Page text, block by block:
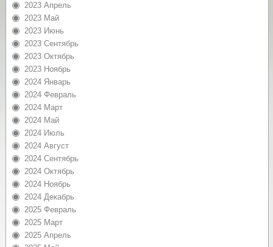
2023 Апрель
2023 Май
2023 Июнь
2023 Сентябрь
2023 Октябрь
2023 Ноябрь
2024 Январь
2024 Февраль
2024 Март
2024 Май
2024 Июль
2024 Август
2024 Сентябрь
2024 Октябрь
2024 Ноябрь
2024 Декабрь
2025 Февраль
2025 Март
2025 Апрель